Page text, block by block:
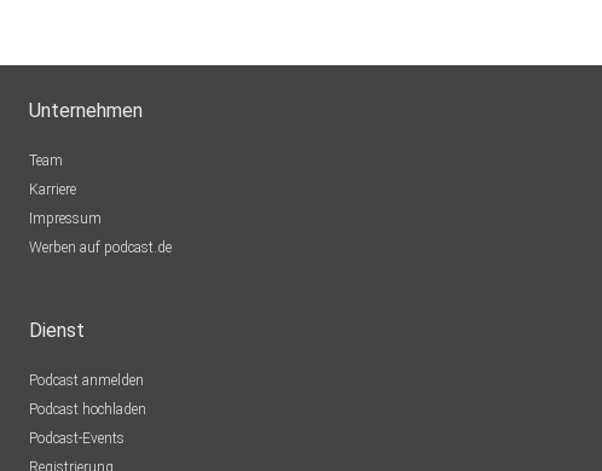
Unternehmen
Team
Karriere
Impressum
Werben auf podcast.de
Dienst
Podcast anmelden
Podcast hochladen
Podcast-Events
Registrierung